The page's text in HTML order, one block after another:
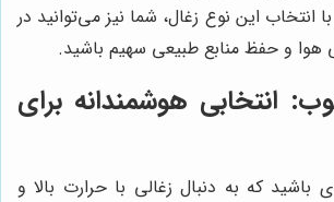
انتخاب این نوع زغال، شما نیز می‌توانید در
و حفظ منابع طبیعی سهیم باشید.
: انتخابی هوشمندانه برای
که به دنبال زغالی با حرارت بالا و